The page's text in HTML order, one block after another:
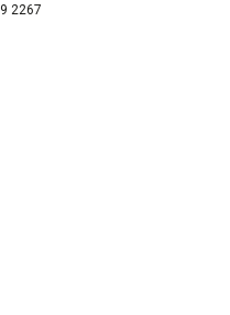
2267